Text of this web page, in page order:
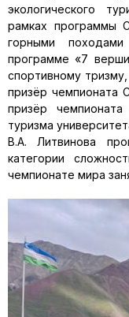
экологического
рамках программы
горными
программе «7
спортивному
призёр чемпионата
призёр
туризма
В.А. Литвинова
категории
чемпионате мира